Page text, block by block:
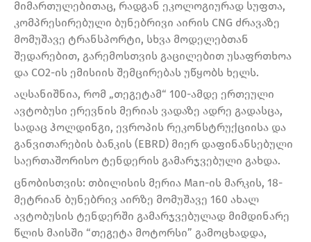
მიმართულებითაც, რადგან ეკოლოგიურად სუფთა,
კომპრესირებული ბუნებრივი აირის CNG ძრავაზე
მომუშავე ტრანსპორტი, სხვა მოდელებთან
შედარებით, გარემოსთვის გაცილებით უსაფრთხოა
და CO2-ის ემისიის შემცირებას უწყობს ხელს.
აღსანიშნია, რომ „თეგეტამ“ 100-ამდე ერთეული
ავტობუსი ერევნის მერიას ვადაზე ადრე გადასცა,
სადაც ჰოლდინგი, ევროპის რეკონსტრუქციისა და
განვითარების ბანკის (EBRD) მიერ დაფინანსებული
საერთაშორისო ტენდერის გამარჯვებული გახდა.
ცნობისთვის: თბილისის მერია Man-ის მარკის, 18-
მეტრიან ბუნებრივ აირზე მომუშავე 160 ახალ
ავტობუსის ტენდერში გამარჯვებულად მიმდინარე
წლის მაისში “თეგეტა მოტორსი” გამოცხადდა,